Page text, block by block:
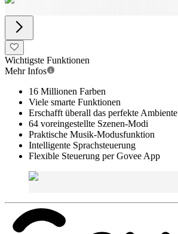
Wichtigste Funktionen
Mehr Infos
16 Millionen Farben
Viele smarte Funktionen
Erschafft überall das perfekte Ambiente
64 voreingestellte Szenen-Modi
Praktische Musik-Modusfunktion
Intelligente Sprachsteuerung
Flexible Steuerung per Govee App